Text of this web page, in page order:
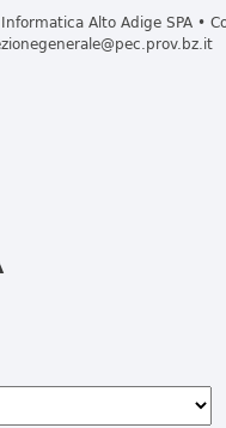
Alto Adige SPA •